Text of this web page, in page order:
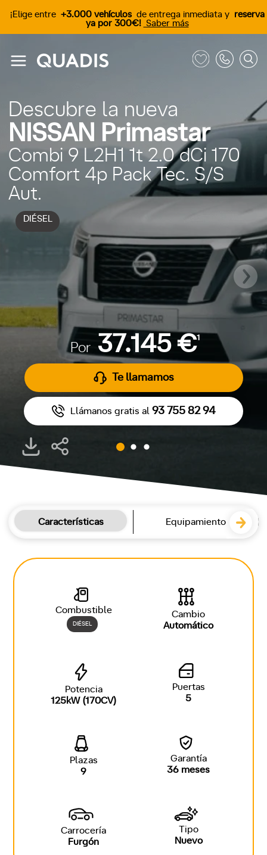
¡Elige entre +3.000 vehículos de entrega inmediata y reserva
ya por 300€! Saber más
Descubre la nueva
NISSAN Primastar
DIÉSEL
Combi 9 L2H1 1t 2.0 dCi 170
Comfort 4p Pack Tec. S/S
Aut.
Por 37.145 €1
Te llamamos
Llámanos gratis al 93 755 82 94
Características Equipamiento
Combustible
DIÉSEL
Cambio
Automático
Potencia
125kW (170CV)
Puertas
5
Plazas
9
Garantía
36 meses
Carrocería
Furgón
Tipo
Nuevo